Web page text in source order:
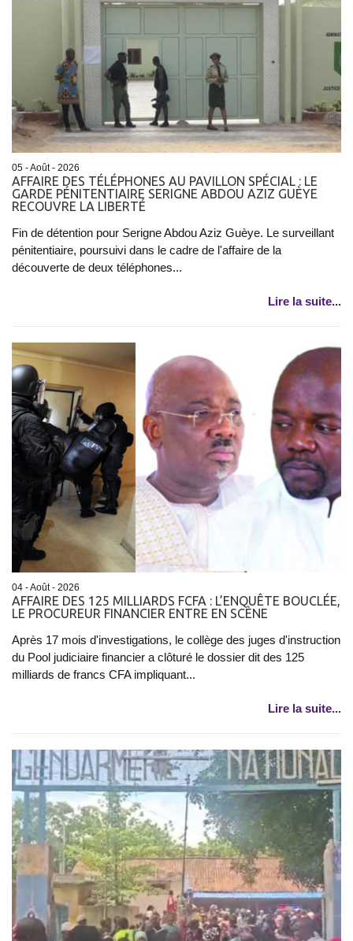
05 - Août - 2026
AFFAIRE DES TÉLÉPHONES AU PAVILLON SPÉCIAL : LE
GARDE PÉNITENTIAIRE SERIGNE ABDOU AZIZ GUÈYE
RECOUVRE LA LIBERTÉ
Fin de détention pour Serigne Abdou Aziz Guèye. Le surveillant
pénitentiaire, poursuivi dans le cadre de l'affaire de la
découverte de deux téléphones...
Lire la suite...
04 - Août - 2026
AFFAIRE DES 125 MILLIARDS FCFA : L’ENQUÊTE BOUCLÉE,
LE PROCUREUR FINANCIER ENTRE EN SCÈNE
Après 17 mois d'investigations, le collège des juges d'instruction
du Pool judiciaire financier a clôturé le dossier dit des 125
milliards de francs CFA impliquant...
Lire la suite...